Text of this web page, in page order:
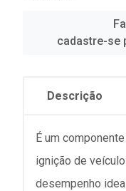
cadastre-se
Descrição
É um
ignição de
desempenho